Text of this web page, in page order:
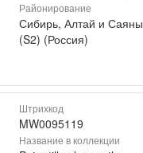
Районирование
Сибирь, Алтай и Саяны
(S2) (Россия)
Штрихкод
MW0095119
Название в коллекции